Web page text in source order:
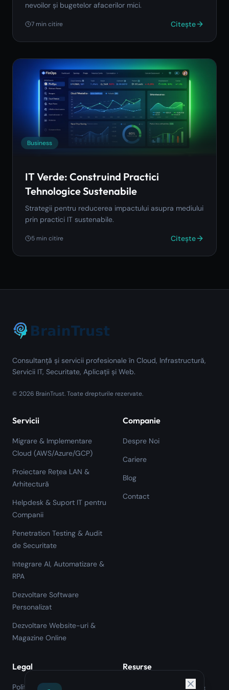
nevoilor și bugetelor afacerilor mici.
7 min citire Citește
Business
IT Verde: Construind Practici
Tehnologice Sustenabile
Strategii pentru reducerea impactului asupra mediului
prin practici IT sustenabile.
5 min citire Citește
Consultanță și servicii profesionale în Cloud, Infrastructură,
Servicii IT, Securitate, Aplicații și Web.
© 2026 BrainTrust.Toate drepturile rezervate.
Servicii
Migrare & Implementare
Cloud (AWS/Azure/GCP)
Proiectare Rețea LAN &
Arhitectură
Helpdesk & Suport IT pentru
Companii
Penetration Testing & Audit
de Securitate
Integrare AI, Automatizare &
RPA
Dezvoltare Software
Personalizat
Dezvoltare Website-uri &
Magazine Online
Companie
Despre Noi
Cariere
Blog
Contact
Legal
Politica de Confidențialitate
Resurse
Verificator CAEN GDPR &